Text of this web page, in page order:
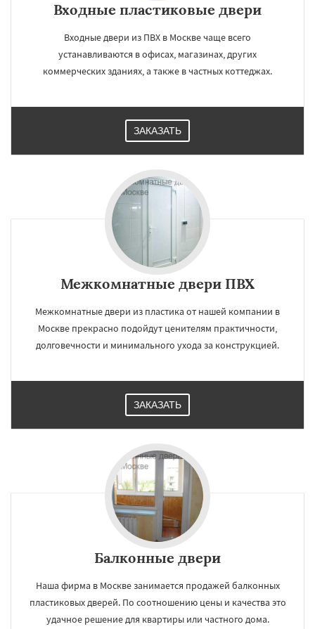
Входные пластиковые двери
Входные двери из ПВХ в Москве чаще всего
устанавливаются в офисах, магазинах, других
коммерческих зданиях, а также в частных коттеджах.
ЗАКАЗАТЬ
Межкомнатные двери ПВХ
Межкомнатные двери из пластика от нашей компании в
Москве прекрасно подойдут ценителям практичности,
долговечности и минимального ухода за конструкцией.
ЗАКАЗАТЬ
Балконные двери
Наша фирма в Москве занимается продажей балконных
пластиковых дверей. По соотношению цены и качества это
удачное решение для квартиры или частного дома.